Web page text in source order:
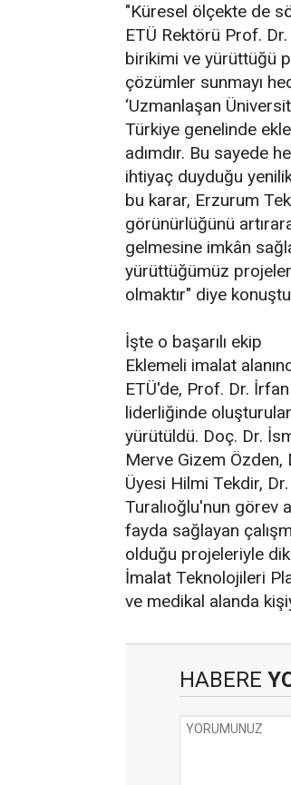
"Küresel ölçekte de
ETÜ Rektörü Prof.
birikimi ve yürüttüğü
çözümler sunmayı
‘Uzmanlaşan
Türkiye genelinde
adımdır. Bu sayede
ihtiyaç duyduğu
bu karar, Erzurum
görünürlüğünü
gelmesine imkân
yürüttüğümüz
olmaktır" diye
İşte o başarılı ekip
Eklemeli imalat
ETÜ'de, Prof. Dr.
liderliğinde
yürütüldü. Doç. Dr.
Merve Gizem Özden,
Üyesi Hilmi Tekdir,
Turalıoğlu'nun görev
fayda sağlayan
olduğu projeleriyle
İmalat Teknolojileri
ve medikal alanda
HABERE